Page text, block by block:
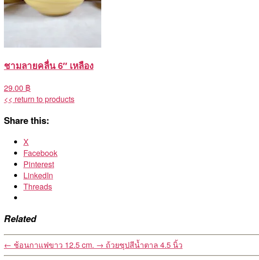
ชามลายคลื่น 6″ เหลือง
29.00 ฿
<< return to products
Share this:
X
Facebook
Pinterest
LinkedIn
Threads
Related
← ช้อนกาแฟขาว 12.5 cm. → ถ้วยซุปสีน้ำตาล 4.5 นิ้ว